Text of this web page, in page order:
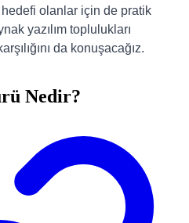
olanlar için de pratik
yazılım toplulukları
da konuşacağız.
Nedir?